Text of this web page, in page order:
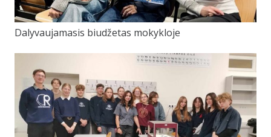
Dalyvaujamasis biudžetas mokykloje